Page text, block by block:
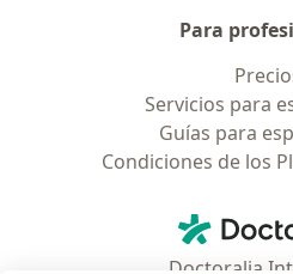
Para
Servicios para
Guías para
Condiciones de los
Doctoralia